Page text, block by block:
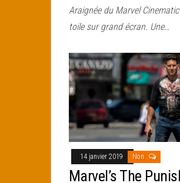
Araignée du Marvel
toile sur grand écran. Une…
14 janvier 2019 Non
Marvel’s The